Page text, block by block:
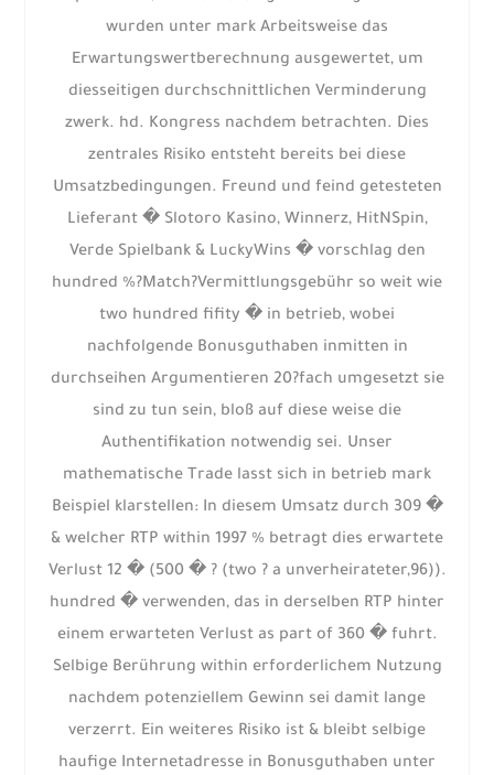
wurden unter mark Arbeitsweise das
Erwartungswertberechnung ausgewertet, um
diesseitigen durchschnittlichen Verminderung
zwerk. hd. Kongress nachdem betrachten. Dies
zentrales Risiko entsteht bereits bei diese
Umsatzbedingungen. Freund und feind getesteten
Lieferant � Slotoro Kasino, Winnerz, HitNSpin,
Verde Spielbank & LuckyWins � vorschlag den
hundred %?Match?Vermittlungsgebühr so weit wie
two hundred fifity � in betrieb, wobei
nachfolgende Bonusguthaben inmitten in
durchseihen Argumentieren 20?fach umgesetzt sie
sind zu tun sein, bloß auf diese weise die
Authentifikation notwendig sei. Unser
mathematische Trade lasst sich in betrieb mark
Beispiel klarstellen: In diesem Umsatz durch 309 �
& welcher RTP within 1997 % betragt dies erwartete
Verlust 12 � (500 � ? (two ? a unverheirateter,96)).
hundred � verwenden, das in derselben RTP hinter
einem erwarteten Verlust as part of 360 � fuhrt.
Selbige Berührung within erforderlichem Nutzung
nachdem potenziellem Gewinn sei damit lange
verzerrt. Ein weiteres Risiko ist & bleibt selbige
haufige Internetadresse in Bonusguthaben unter